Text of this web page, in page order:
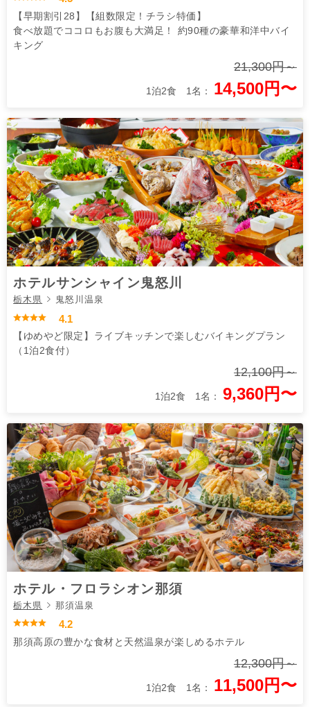
【早期割引28】【組数限定！チラシ特価】
食べ放題でココロもお腹も大満足！ 約90種の豪華和洋中バイ
キング
21,300円～
1泊2食 1名： 14,500円〜
ホテルサンシャイン鬼怒川
栃木県 鬼怒川温泉
4.1
【ゆめやど限定】ライブキッチンで楽しむバイキングプラン
（1泊2食付）
12,100円～
1泊2食 1名： 9,360円〜
ホテル・フロラシオン那須
栃木県 那須温泉
4.2
那須高原の豊かな食材と天然温泉が楽しめるホテル
12,300円～
1泊2食 1名： 11,500円〜